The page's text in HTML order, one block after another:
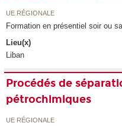
UE RÉGIONALE
Formation en présentiel soir ou
Lieu(x)
Liban
Procédés de
pétrochimiques
UE RÉGIONALE